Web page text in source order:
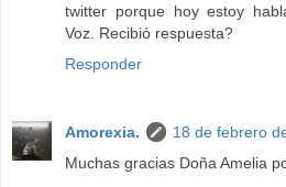
twitter porque hoy estoy
Voz. Recibió respuesta?
Responder
Amorexia.
18 de febrero
Muchas gracias Doña Amelia